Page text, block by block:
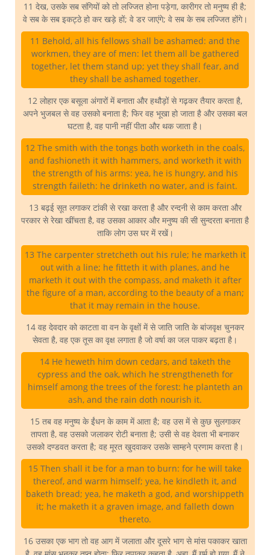
11 देख, उसके सब संगियों को तो लज्जित होना पड़ेगा, कारीगर तो मनुष्य ही है;
वे सब के सब इकट्ठे हो कर खड़े हों; वे डर जाएंगे; वे सब के सब लज्जित होंगे।
11 Behold, all his fellows shall be ashamed: and the
workmen, they are of men: let them all be gathered
together, let them stand up; yet they shall fear, and
they shall be ashamed together.
12 लोहार एक बसूला अंगारों में बनाता और हथौड़ों से गढ़कर तैयार करता है,
अपने भुजबल से वह उसको बनाता है; फिर वह भूखा हो जाता है और उसका बल
घटता है, वह पानी नहीं पीता और थक जाता है।
12 The smith with the tongs both worketh in the coals,
and fashioneth it with hammers, and worketh it with
the strength of his arms: yea, he is hungry, and his
strength faileth: he drinketh no water, and is faint.
13 बढ़ई सूत लगाकर टांकी से रखा करता है और रन्दनी से काम करता और
परकार से रेखा खींचता है, वह उसका आकार और मनुष्य की सी सुन्दरता बनाता है
ताकि लोग उस घर में रखें।
13 The carpenter stretcheth out his rule; he marketh it
out with a line; he fitteth it with planes, and he
marketh it out with the compass, and maketh it after
the figure of a man, according to the beauty of a man;
that it may remain in the house.
14 वह देवदार को काटता वा वन के वृक्षों में से जाति जाति के बांजवृक्ष चुनकर
सेवता है, वह एक तूस का वृक्ष लगाता है जो वर्षा का जल पाकर बढ़ता है।
14 He heweth him down cedars, and taketh the
cypress and the oak, which he strengtheneth for
himself among the trees of the forest: he planteth an
ash, and the rain doth nourish it.
15 तब वह मनुष्य के ईंधन के काम में आता है; वह उस में से कुछ सुलगाकर
तापता है, वह उसको जलाकर रोटी बनाता है; उसी से वह देवता भी बनाकर
उसको दण्डवत करता है; वह मूरत खुदवाकर उसके साम्हने प्रणाम करता है।
15 Then shall it be for a man to burn: for he will take
thereof, and warm himself; yea, he kindleth it, and
baketh bread; yea, he maketh a god, and worshippeth
it; he maketh it a graven image, and falleth down
thereto.
16 उसका एक भाग तो वह आग में जलाता और दूसरे भाग से मांस पकाकर खाता